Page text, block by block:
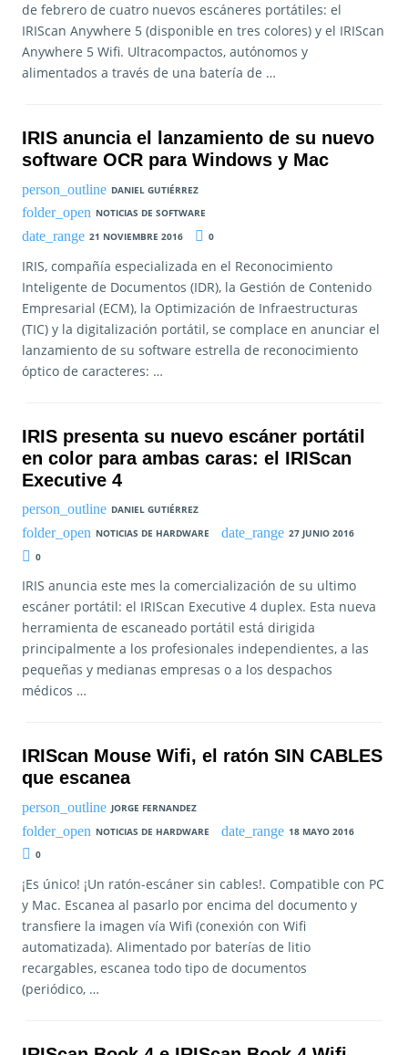
de febrero de cuatro nuevos escáneres portátiles: el
IRIScan Anywhere 5 (disponible en tres colores) y el IRIScan
Anywhere 5 Wifi. Ultracompactos, autónomos y
alimentados a través de una batería de …
IRIS anuncia el lanzamiento de su nuevo
software OCR para Windows y Mac
DANIEL GUTIÉRREZ
NOTICIAS DE SOFTWARE
21 NOVIEMBRE 2016
0
IRIS, compañía especializada en el Reconocimiento
Inteligente de Documentos (IDR), la Gestión de Contenido
Empresarial (ECM), la Optimización de Infraestructuras
(TIC) y la digitalización portátil, se complace en anunciar el
lanzamiento de su software estrella de reconocimiento
óptico de caracteres: …
IRIS presenta su nuevo escáner portátil
en color para ambas caras: el IRIScan
Executive 4
DANIEL GUTIÉRREZ
NOTICIAS DE HARDWARE
27 JUNIO 2016
0
IRIS anuncia este mes la comercialización de su ultimo
escáner portátil: el IRIScan Executive 4 duplex. Esta nueva
herramienta de escaneado portátil está dirigida
principalmente a los profesionales independientes, a las
pequeñas y medianas empresas o a los despachos
médicos …
IRIScan Mouse Wifi, el ratón SIN CABLES
que escanea
JORGE FERNANDEZ
NOTICIAS DE HARDWARE
18 MAYO 2016
0
¡Es único! ¡Un ratón-escáner sin cables!. Compatible con PC
y Mac. Escanea al pasarlo por encima del documento y
transfiere la imagen vía Wifi (conexión con Wifi
automatizada). Alimentado por baterías de litio
recargables, escanea todo tipo de documentos
(periódico, …